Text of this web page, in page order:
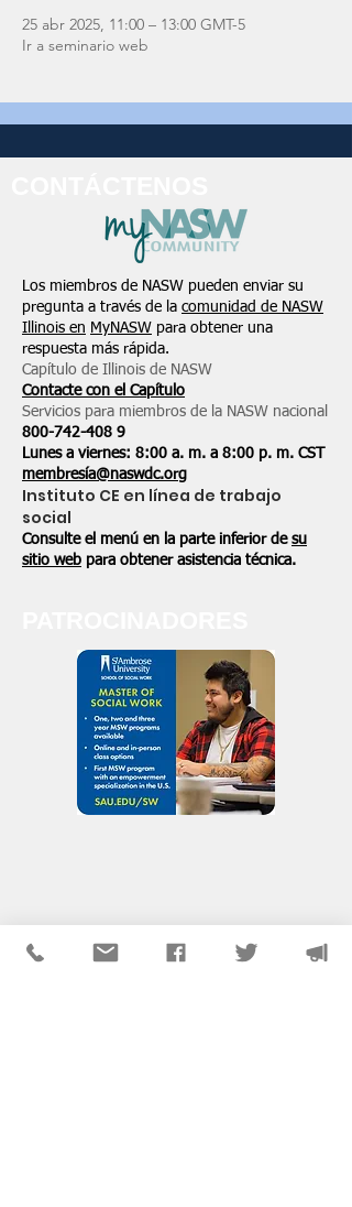
25 abr 2025, 11:00 – 13:00 GMT-5
Ir a seminario web
Los miembros de NASW pueden enviar su
pregunta a través de la comunidad de NASW
Illinois en MyNASW para obtener una
respuesta más rápida.
Capítulo de Illinois de NASW
Contacte con el Capítulo
Servicios para miembros de la NASW nacional
800-742-408 9
Lunes a viernes: 8:00 a. m. a 8:00 p. m. CST
membresía@naswdc.org
Instituto CE en línea de trabajo
social
Consulte el menú en la parte inferior de su
sitio web para obtener asistencia técnica.